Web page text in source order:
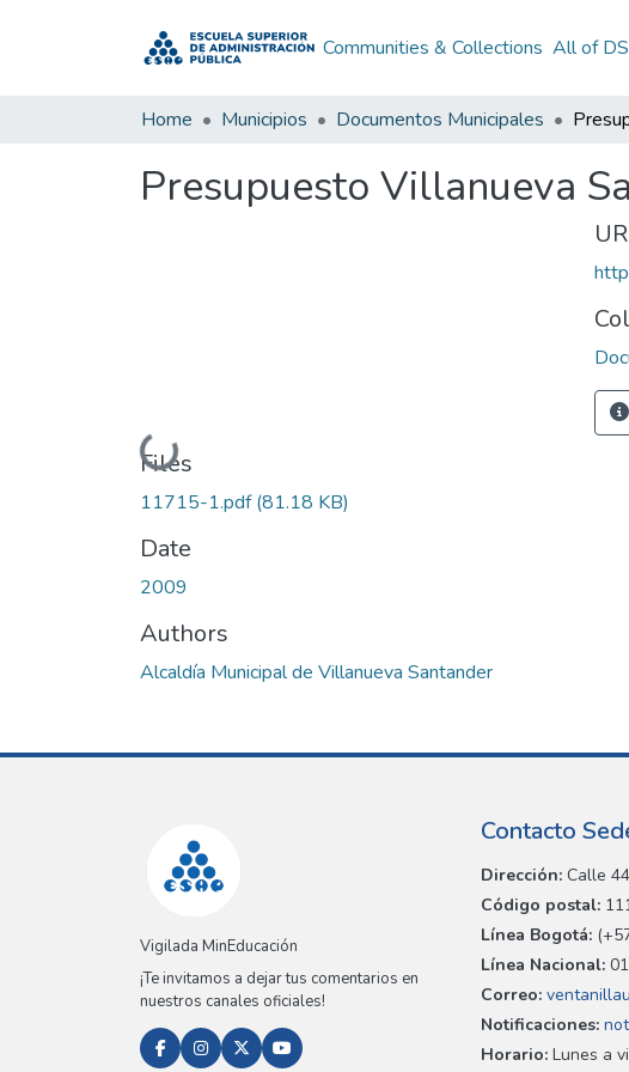
Communities & Collections All of
Home Municipios Documentos Municipales
Presupuesto Villanueva
Loading...
Files
11715-1.pdf(81.18 KB)
Date
2009
Authors
Alcaldía Municipal de Villanueva Santander
Vigilada MinEducación
¡Te invitamos a dejar tus comentarios en
nuestros canales oficiales!
Contacto
Dirección: Calle
Código postal:
Línea Bogotá:
Línea Nacional:
Correo:
Notificaciones:
Horario: Lunes a